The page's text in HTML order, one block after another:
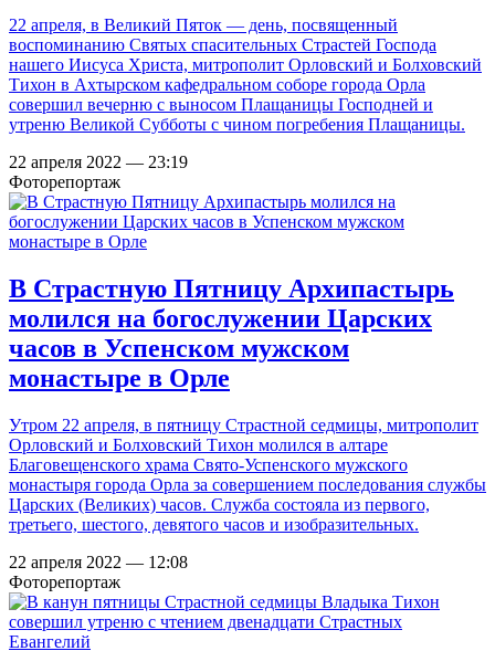
22 апреля, в Великий Пяток — день, посвященный
воспоминанию Святых спасительных Страстей Господа
нашего Иисуса Христа, митрополит Орловский и Болховский
Тихон в Ахтырском кафедральном соборе города Орла
совершил вечерню с выносом Плащаницы Господней и
утреню Великой Субботы с чином погребения Плащаницы.
22 апреля 2022 — 23:19
Фоторепортаж
В Страстную Пятницу Архипастырь
молился на богослужении Царских
часов в Успенском мужском
монастыре в Орле
Утром 22 апреля, в пятницу Страстной седмицы, митрополит
Орловский и Болховский Тихон молился в алтаре
Благовещенского храма Свято-Успенского мужского
монастыря города Орла за совершением последования службы
Царских (Великих) часов. Служба состояла из первого,
третьего, шестого, девятого часов и изобразительных.
22 апреля 2022 — 12:08
Фоторепортаж